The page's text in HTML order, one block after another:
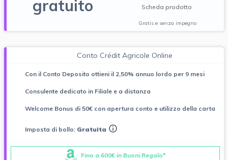
gratuito Scheda prodotto
Gratis e senza impegno
Conto Crédit Agricole Online
Con il Conto Deposito ottieni il 2,50% annuo lordo per 9 mesi
Consulente dedicato in Filiale e a distanza
Welcome Bonus di 50€ con apertura conto e utilizzo della carta
Imposta di bollo: Gratuita
Fino a 600€ in Buoni Regalo*